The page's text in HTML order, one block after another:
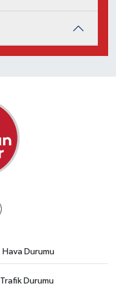
Hava Durumu
Trafik Durumu